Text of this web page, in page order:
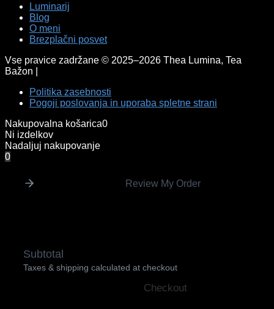
Luminarij
Blog
O meni
Brezplačni posvet
Vse pravice zadržane © 2025–2026 Thea Lumina, Tea
Bažon |
Politika zasebnosti
Pogoji poslovanja in uporaba spletne strani
Nakupovalna košarica0
Ni izdelkov
Nadaljuj nakupovanje
0
Review My Order
Subtotal
Taxes & shipping calculated at checkout
Checkout